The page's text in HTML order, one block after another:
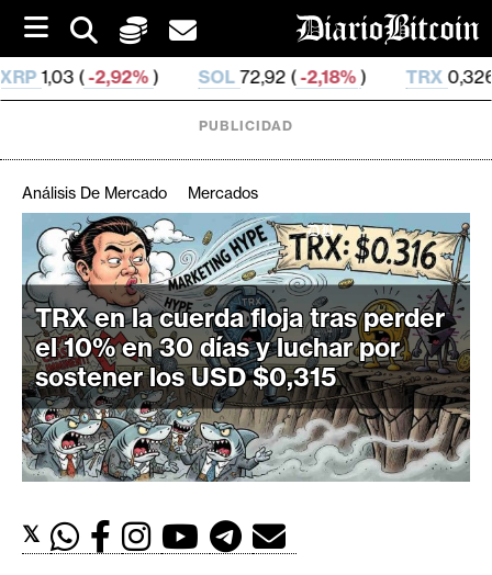
i
p
t
o
) SOL72,92 (-2,18%) TRX0,326 868 ( -0,26%)
C
r
i
p
t
o
M
e
r
d
PUBLICIDAD
Análisis De Mercado Mercados
TRX en la cuerda floja tras perder
el 10% en 30 días y luchar por
sostener los USD $0,315
𝕏